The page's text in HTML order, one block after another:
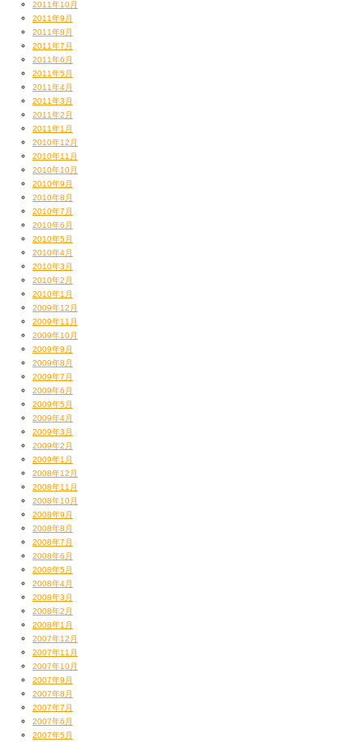
2011年10月
2011年9月
2011年8月
2011年7月
2011年6月
2011年5月
2011年4月
2011年3月
2011年2月
2011年1月
2010年12月
2010年11月
2010年10月
2010年9月
2010年8月
2010年7月
2010年6月
2010年5月
2010年4月
2010年3月
2010年2月
2010年1月
2009年12月
2009年11月
2009年10月
2009年9月
2009年8月
2009年7月
2009年6月
2009年5月
2009年4月
2009年3月
2009年2月
2009年1月
2008年12月
2008年11月
2008年10月
2008年9月
2008年8月
2008年7月
2008年6月
2008年5月
2008年4月
2008年3月
2008年2月
2008年1月
2007年12月
2007年11月
2007年10月
2007年9月
2007年8月
2007年7月
2007年6月
2007年5月